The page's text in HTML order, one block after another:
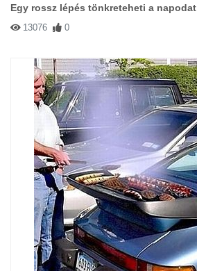
Egy rossz lépés tönkreteheti a napodat
13076 0